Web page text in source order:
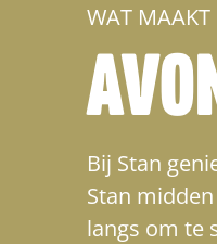
WAT MAAKT
Bij Stan
Stan
langs om te